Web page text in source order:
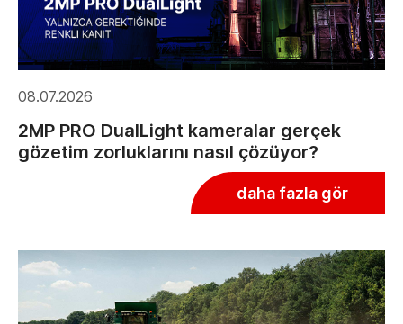
08.07.2026
2MP PRO DualLight kameralar gerçek
gözetim zorluklarını nasıl çözüyor?
daha fazla gör